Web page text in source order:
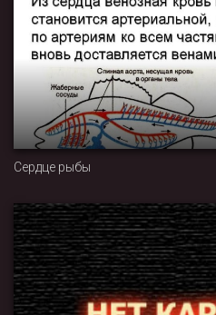
Сердце рыбы